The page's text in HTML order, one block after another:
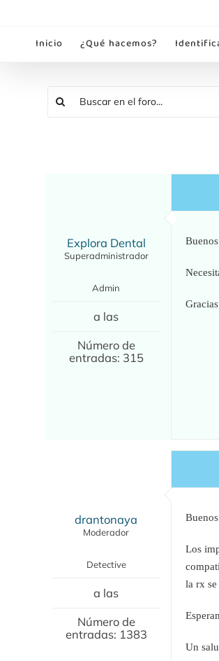
contenidoInicio ¿Qué hacemos?
Explora Dental
Superadministrador
Admin
a las
Número de
entradas: 315
Gracias
drantonaya
Moderador
Detective
a las
Número de
entradas: 1383
Los
la rx
Un